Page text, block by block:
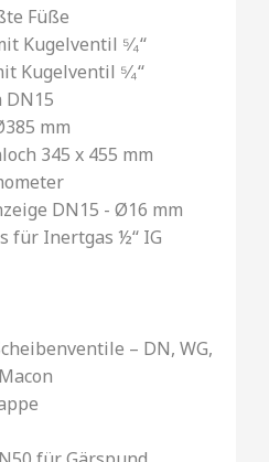
Füße
Kugelventil ⁵⁄₄‘‘
Kugelventil ⁵⁄₄‘‘
mm
345 x 455 mm
DN15 - Ø16 mm
für Inertgas ½‘‘ IG
– DN, WG,